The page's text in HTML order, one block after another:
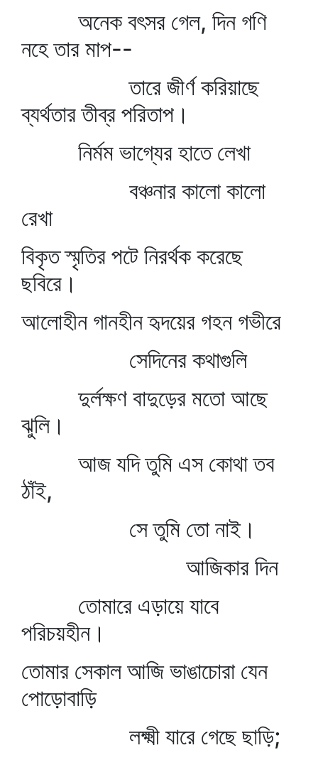
অনেক বৎসর গেল, দিন গণি
নহে তার মাপ--
তারে জীর্ণ করিয়াছে
ব্যর্থতার তীব্র পরিতাপ।
নির্মম ভাগ্যের হাতে লেখা
বঞ্চনার কালো কালো
রেখা
বিকৃত স্মৃতির পটে নিরর্থক করেছে
ছবিরে।
আলোহীন গানহীন হৃদয়ের গহন গভীরে
সেদিনের কথাগুলি
দুর্লক্ষণ বাদুড়ের মতো আছে
ঝুলি।
আজ যদি তুমি এস কোথা তব
ঠাঁই,
সে তুমি তো নাই।
আজিকার দিন
তোমারে এড়ায়ে যাবে
পরিচয়হীন।
তোমার সেকাল আজি ভাঙাচোরা যেন
পোড়োবাড়ি
লক্ষ্মী যারে গেছে ছাড়ি;